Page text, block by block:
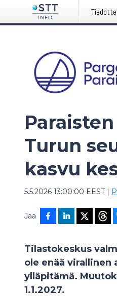
Turun
kasvu
5.5.2026 13:00:00 EEST|
Jaa
Tilastokeskus
ole enää
ylläpitämä.
1.1.2027.